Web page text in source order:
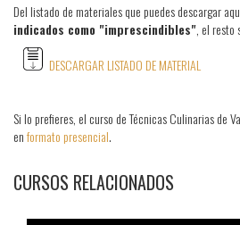
Del listado de materiales que puedes descargar
indicados como "imprescindibles", el resto
DESCARGAR LISTADO DE MATERIAL
Si lo prefieres, el curso de Técnicas Culinarias de
enformato presencial.
CURSOS RELACIONADOS